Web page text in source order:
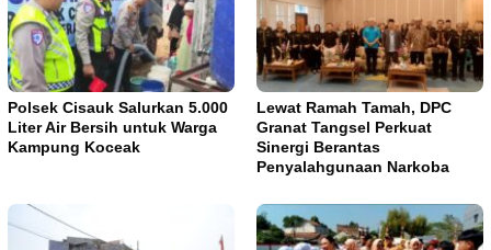
Polsek Cisauk Salurkan 5.000
Liter Air Bersih untuk Warga
Kampung Koceak
Lewat Ramah Tamah, DPC
Granat Tangsel Perkuat
Sinergi Berantas
Penyalahgunaan Narkoba